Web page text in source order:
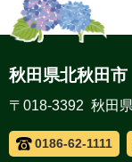
秋田県北秋田
〒018-3392 秋田
0186-62-1111